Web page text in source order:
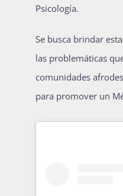
Psicología.
Se busca brindar
las problemáticas
comunidades
para promover un